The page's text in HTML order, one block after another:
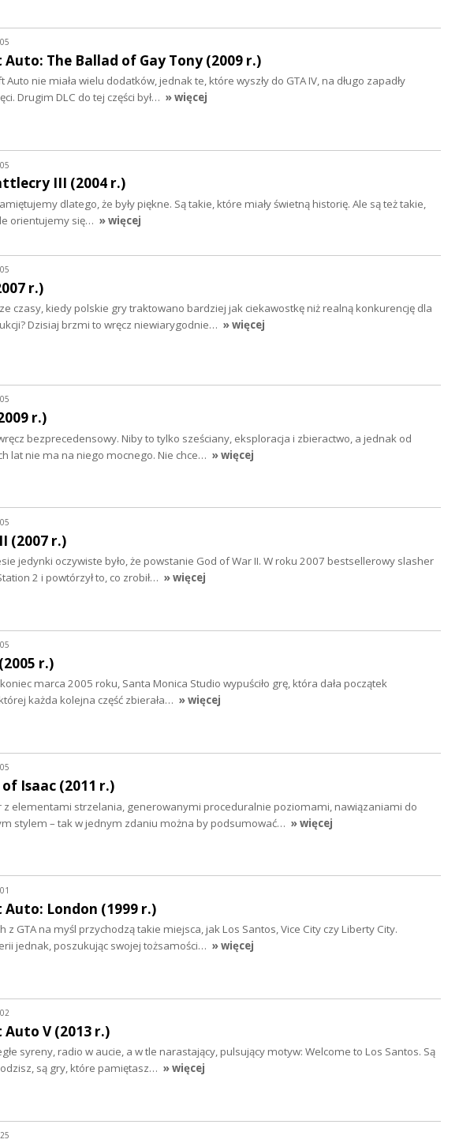
The Ballad of Gay Tony (2009 r.)
Auto nie miała wielu dodatków, jednak te, które wyszły do GTA IV, na długo zapadły
Drugim DLC do tej części był… » więcej
III (2004 r.)
dlatego, że były piękne. Są takie, które miały świetną historię. Ale są też takie,
orientujemy się… » więcej
r.)
czasy, kiedy polskie gry traktowano bardziej jak ciekawostkę niż realną konkurencję dla
Dzisiaj brzmi to wręcz niewiarygodnie… » więcej
r.)
bezprecedensowy. Niby to tylko sześciany, eksploracja i zbieractwo, a jednak od
lat nie ma na niego mocnego. Nie chce… » więcej
(2007 r.)
jedynki oczywiste było, że powstanie God of War II. W roku 2007 bestsellerowy slasher
2 i powtórzył to, co zrobił… » więcej
r.)
marca 2005 roku, Santa Monica Studio wypuściło grę, która dała początek
każda kolejna część zbierała… » więcej
Isaac (2011 r.)
z elementami strzelania, generowanymi proceduralnie poziomami, nawiązaniami do
stylem – tak w jednym zdaniu można by podsumować… » więcej
London (1999 r.)
z GTA na myśl przychodzą takie miejsca, jak Los Santos, Vice City czy Liberty City.
jednak, poszukując swojej tożsamości… » więcej
V (2013 r.)
syreny, radio w aucie, a w tle narastający, pulsujący motyw: Welcome to Los Santos. Są
są gry, które pamiętasz… » więcej